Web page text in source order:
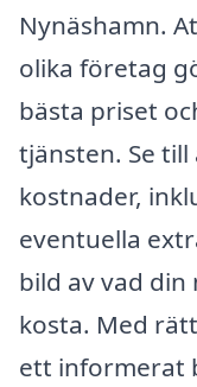
Nynäshamn.
olika företag
bästa priset
tjänsten. Se
kostnader,
eventuella
bild av vad
kosta. Med
ett informerat